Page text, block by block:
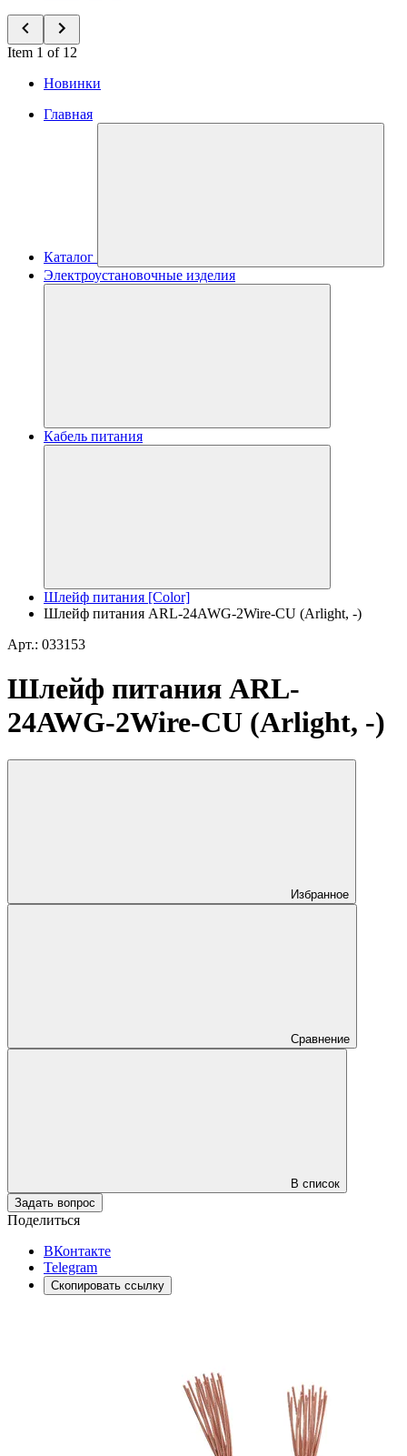
Item 1 of 12
Новинки
Главная
Каталог
Электроустановочные изделия
Кабель питания
Шлейф питания [Color]
Шлейф питания ARL-24AWG-2Wire-CU (Arlight, -)
Арт.: 033153
Шлейф питания ARL-
24AWG-2Wire-CU (Arlight, -)
Избранное
Сравнение
В список
Задать вопрос
Поделиться
ВКонтакте
Telegram
Скопировать ссылку